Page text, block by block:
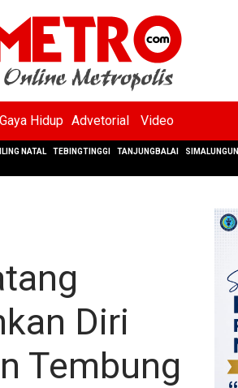
Gaya Hidup Advetorial Video
NATAL TEBINGTINGGI TANJUNGBALAI SIMALUNGUN
Diri
Tembung